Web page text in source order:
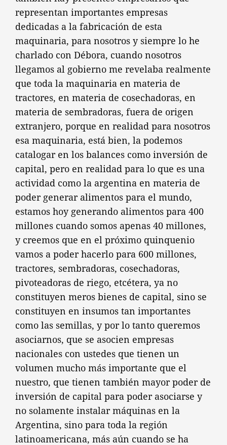
representan importantes empresas
dedicadas a la fabricación de esta
maquinaria, para nosotros y siempre lo he
charlado con Débora, cuando nosotros
llegamos al gobierno me revelaba realmente
que toda la maquinaria en materia de
tractores, en materia de cosechadoras, en
materia de sembradoras, fuera de origen
extranjero, porque en realidad para nosotros
esa maquinaria, está bien, la podemos
catalogar en los balances como inversión de
capital, pero en realidad para lo que es una
actividad como la argentina en materia de
poder generar alimentos para el mundo,
estamos hoy generando alimentos para 400
millones cuando somos apenas 40 millones,
y creemos que en el próximo quinquenio
vamos a poder hacerlo para 600 millones,
tractores, sembradoras, cosechadoras,
pivoteadoras de riego, etcétera, ya no
constituyen meros bienes de capital, sino se
constituyen en insumos tan importantes
como las semillas, y por lo tanto queremos
asociarnos, que se asocien empresas
nacionales con ustedes que tienen un
volumen mucho más importante que el
nuestro, que tienen también mayor poder de
inversión de capital para poder asociarse y
no solamente instalar máquinas en la
Argentina, sino para toda la región
latinoamericana, más aún cuando se ha